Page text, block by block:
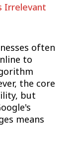
Irrelevant
often
to
the core
but
means